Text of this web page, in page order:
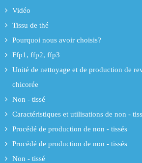
Vidéo
Tissu de thé
Pourquoi nous avoir choisis?
Ffp1, ffp2, ffp3
Unité de nettoyage et de production de
chicorée
Non - tissé
Caractéristiques et utilisations de non -
Procédé de production de non - tissés
Procédé de production de non - tissés
Non - tissé